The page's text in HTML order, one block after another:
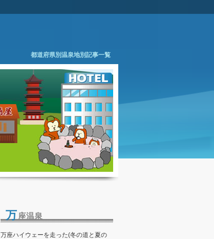
都道府県別温泉地別記事一覧
万 座温泉
万座ハイウェーを走った(冬の道と夏の